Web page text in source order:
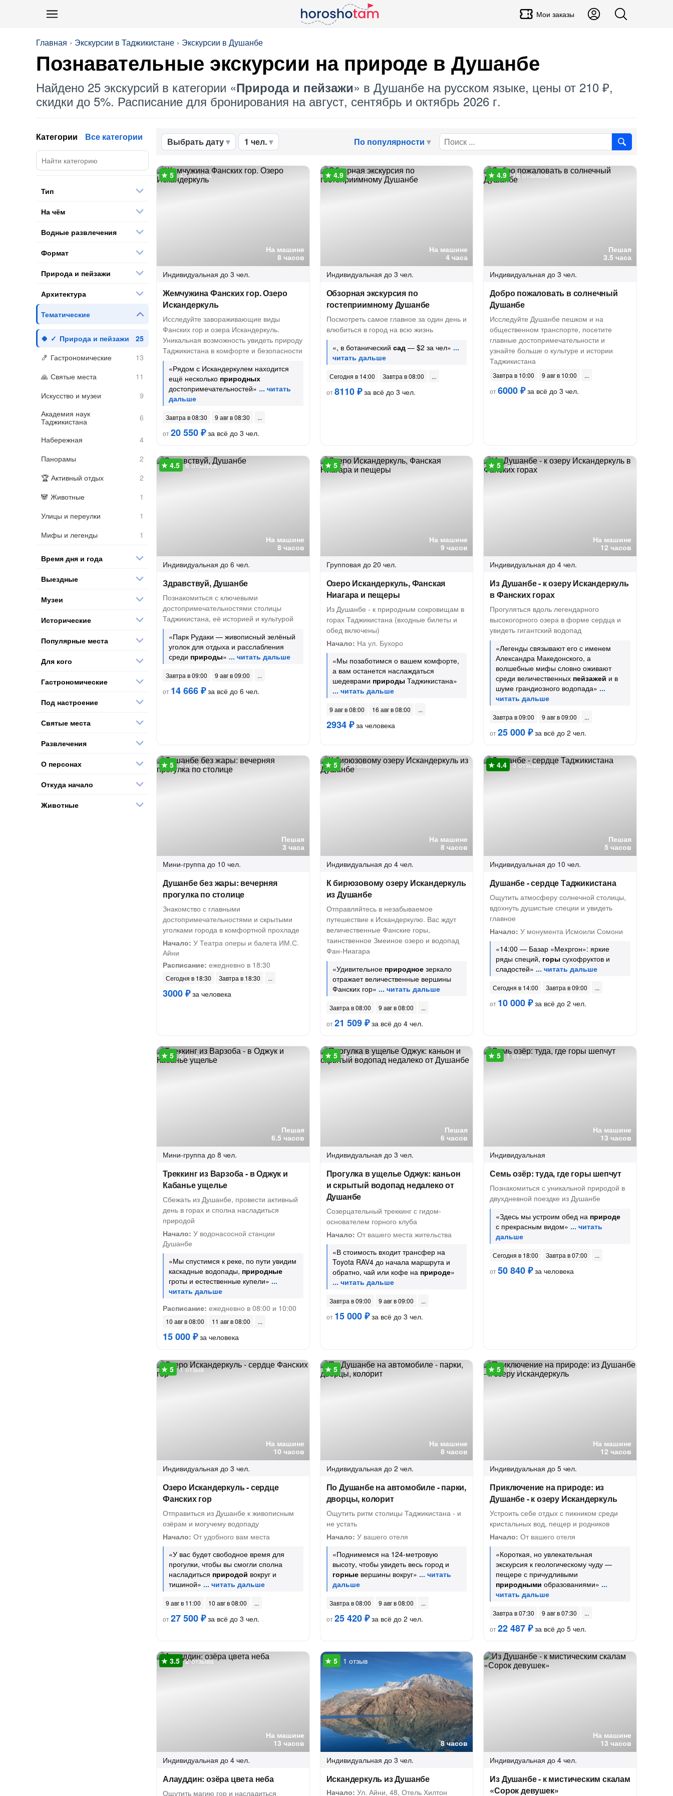
Мои заказы
Главная Экскурсии в Таджикистане Экскурсии в Душанбе
Познавательные экскурсии на природе в Душанбе
Найдено 25 экскурсий в категории «Природа и пейзажи» в Душанбе на русском языке, цены от 210 ₽,
скидки до 5%. Расписание для бронирования на август, сентябрь и октябрь 2026 г.
Выбрать дату 1 чел. По популярности
На машине
8 часов
43 отзыва
Индивидуальная до 3 чел.
Жемчужина Фанских гор. Озеро
Искандеркуль
Исследуйте завораживающие виды
Фанских гор и озера Искандеркуль.
Уникальная возможность увидеть природу
Таджикистана в комфорте и безопасности
«Рядом с Искандеркулем находится
ещё несколько природных
достопримечательностей»
Завтра в 08:30
9 авг в 08:30
от20 550 ₽за всё до 3 чел.
На машине
4 часа
22 отзыва
Индивидуальная до 3 чел.
Обзорная экскурсия по
гостеприимному Душанбе
Посмотреть самое главное за один день и
влюбиться в город на всю жизнь
«, в ботанический сад— $2 за чел»
Сегодня в 14:00
Завтра в 08:00
от8110 ₽за всё до 3 чел.
Пешая
3.5 часа
16 отзывов
Индивидуальная до 3 чел.
Добро пожаловать в солнечный
Душанбе
Исследуйте Душанбе пешком и на
общественном транспорте, посетите
главные достопримечательности и
узнайте больше о культуре и истории
Таджикистана
Завтра в 10:00
9 авг в 10:00
от6000 ₽за всё до 3 чел.
На машине
8 часов
6 отзывов
Индивидуальная до 6 чел.
Здравствуй, Душанбе
Познакомиться с ключевыми
достопримечательностями столицы
Таджикистана, её историей и культурой
«Парк Рудаки — живописный зелёный
уголок для отдыха и расслабления
среди природы»
Завтра в 09:00
9 авг в 09:00
от 14 666 ₽за всё до 6 чел.
На машине
9 часов
3 отзыва
Групповая до 20 чел.
Озеро Искандеркуль, Фанская
Ниагара и пещеры
Из Душанбе - к природным сокровищам в
горах Таджикистана (входные билеты и
обед включены)
Начало: На ул. Бухоро
«Мы позаботимся о вашем комфорте,
а вам останется наслаждаться
шедеврами природы Таджикистана»
9 авг в 08:00 16 авг в 08:00
2934 ₽за человека
На машине
12 часов
3 отзыва
Индивидуальная до 4 чел.
Из Душанбе - к озеру Искандеркуль
в Фанских горах
Прогуляться вдоль легендарного
высокогорного озера в форме сердца и
увидеть гигантский водопад
«Легенды связывают его с именем
Александра Македонского, а
волшебные мифы словно оживают
среди величественных пейзажей и в
шуме грандиозного водопада»
Завтра в 09:00
9 авг в 09:00
от25 000 ₽за всё до 2 чел.
Пешая
3 часа
2 отзыва
Мини-группа до 10 чел.
Душанбе без жары: вечерняя
прогулка по столице
Знакомство с главными
достопримечательностями и скрытыми
уголками города в комфортной прохладе
Начало: У Театра оперы и балета ИМ.С.
Айни
Расписание: ежедневно в 18:30
Сегодня в 18:30 Завтра в 18:30
3000 ₽за человека
На машине
8 часов
3 отзыва
Индивидуальная до 4 чел.
К бирюзовому озеру Искандеркуль
из Душанбе
Отправляйтесь в незабываемое
путешествие к Искандеркулю. Вас ждут
величественные Фанские горы,
таинственное Змеиное озеро и водопад
Фан-Ниагара
«Удивительное природноезеркало
отражает величественные вершины
Фанских гор»
Завтра в 08:00
9 авг в 08:00
от21 509 ₽за всё до 4 чел.
Пешая
5 часов
3 отзыва
Индивидуальная до 10 чел.
Душанбе - сердце Таджикистана
Ощутить атмосферу солнечной столицы,
вдохнуть душистые специи и увидеть
главное
Начало: У монумента Исмоили Сомони
«14:00 — Базар «Мехргон»: яркие
ряды специй, горы сухофруктов и
сладостей»
Сегодня в 14:00
Завтра в 09:00
от 10 000 ₽за всё до 2 чел.
Пешая
6.5 часов
2 отзыва
Мини-группа до 8 чел.
Треккинг из Варзоба - в Оджук и
Кабанье ущелье
Сбежать из Душанбе, провести активный
день в горах и сполна насладиться
природой
Начало: У водонасосной станции
Душанбе
«Мы спустимся к реке, по пути увидим
каскадные водопады, природные
гроты и естественные купели»
Расписание: ежедневно в 08:00 и 10:00
10 авг в 08:00 11 авг в 08:00
15 000 ₽за человека
Пешая
6 часов
1 отзыв
Индивидуальная до 3 чел.
Прогулка в ущелье Оджук: каньон
и скрытый водопад недалеко от
Душанбе
Созерцательный треккинг с гидом-
основателем горного клуба
Начало: От вашего места жительства
«В стоимость входит трансфер на
Toyota RAV4 до начала маршрута и
обратно, чай или кофе на природе»
Завтра в 09:00
9 авг в 09:00
от 15 000 ₽за всё до 3 чел.
На машине
13 часов
1 отзыв
Индивидуальная
Семь озёр: туда, где горы шепчут
Познакомиться с уникальной природой в
двухдневной поездке из Душанбе
«Здесь мы устроим обед на природе
с прекрасным видом»
Сегодня в 18:00
Завтра в 07:00
от50 840 ₽за человека
На машине
10 часов
1 отзыв
Индивидуальная до 3 чел.
Озеро Искандеркуль - сердце
Фанских гор
Отправиться из Душанбе к живописным
озёрам и могучему водопаду
Начало: От удобного вам места
«У вас будет свободное время для
прогулки, чтобы вы смогли сполна
насладиться природой вокруг и
тишиной»
9 авг в 11:00
10 авг в 08:00
от27 500 ₽за всё до 3 чел.
На машине
8 часов
1 отзыв
Индивидуальная до 2 чел.
По Душанбе на автомобиле - парки,
дворцы, колорит
Ощутить ритм столицы Таджикистана - и
не устать
Начало: У вашего отеля
«Поднимемся на 124-метровую
высоту, чтобы увидеть весь город и
горныевершины вокруг»
Завтра в 08:00
9 авг в 08:00
от25 420 ₽за всё до 2 чел.
На машине
12 часов
1 отзыв
Индивидуальная до 5 чел.
Приключение на природе: из
Душанбе - к озеру Искандеркуль
Устроить себе отдых с пикником среди
кристальных вод, пещер и родников
Начало: От вашего отеля
«Короткая, но увлекательная
экскурсия к геологическому чуду —
пещере с причудливыми
природными образованиями»
Завтра в 07:30
9 авг в 07:30
от22 487 ₽за всё до 5 чел.
На машине
13 часов
2 отзыва
Индивидуальная до 4 чел.
Алауддин: озёра цвета неба
Ощутить магию гор и насладиться
8 часов
1 отзыв
Индивидуальная до 3 чел.
Искандеркуль из Душанбе
Начало: Ул. Айни, 48, Отель Хилтон
На машине
13 часов
Индивидуальная до 4 чел.
Из Душанбе - к мистическим скалам
«Сорок девушек»
Категории Все категории
Тип
На чём
Водные развлечения
Формат
Природа и пейзажи
Архитектура
Тематические
Природа и пейзажи
Гастрономические
Святые места
Искусство и музеи
Академия наук
Таджикистана
Набережная
Панорамы
Активный отдых
Животные
Улицы и переулки
Мифы и легенды
Время дня и года
Выездные
Музеи
Исторические
Популярные места
Для кого
Гастрономические
Под настроение
Святые места
Развлечения
О персонах
Откуда начало
Животные